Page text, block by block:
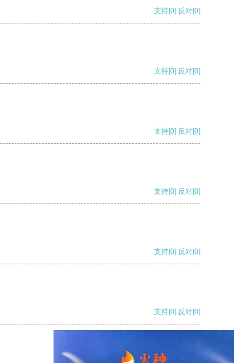
支持[0] 反对[0]
支持[0] 反对[0]
支持[0] 反对[0]
支持[0] 反对[0]
支持[0] 反对[0]
支持[0] 反对[0]